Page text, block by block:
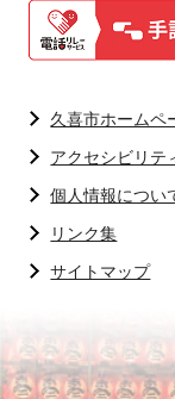
久喜市ホームペ
アクセシビリテ
個人情報につい
リンク集
サイトマップ